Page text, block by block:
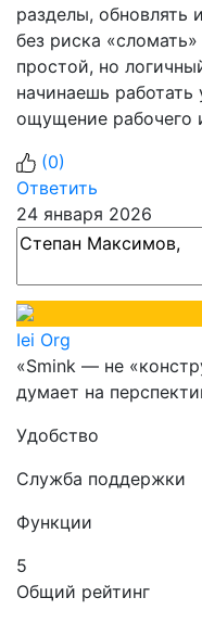
разделы, обновлять
без риска
простой, но
начинаешь работать
ощущение рабочего
(0)
Ответить
24 января 2026
Iei Org
«Smink — не
думает на
Удобство
Служба поддержки
Функции
5
Общий рейтинг